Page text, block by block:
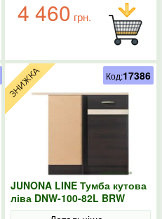
4 460 грн.
JUNONA LINE Тумба кутова
ліва DNW-100-82L BRW
Польща венге
Код:17386